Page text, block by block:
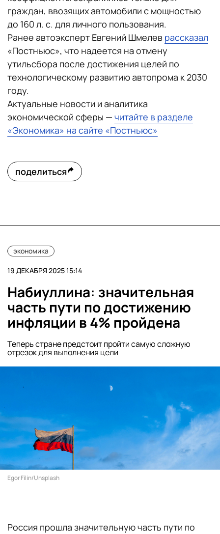
граждан, ввозящих автомобили с мощностью
до 160 л. с. для личного пользования.
Ранее автоэксперт Евгений Шмелев рассказал
«Постньюс», что надеется на отмену
утильсбора после достижения целей по
технологическому развитию автопрома к 2030
году.
Актуальные новости и аналитика
экономической сферы — читайте в разделе
«Экономика» на сайте «Постньюс»
поделиться
экономика
19 ДЕКАБРЯ 2025 15:14
Набиуллина: значительная
часть пути по достижению
инфляции в 4% пройдена
Теперь стране предстоит пройти самую сложную
отрезок для выполнения цели
Egor Filin/Unsplash
Россия прошла значительную часть пути по